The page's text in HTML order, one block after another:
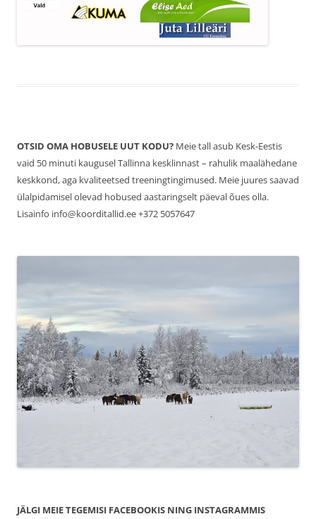
OTSID OMA HOBUSELE UUT KODU? Meie tall asub Kesk-Eestis
vaid 50 minuti kaugusel Tallinna kesklinnast – rahulik maalähedane
keskkond, aga kvaliteetsed treeningtingimused. Meie juures saavad
ülalpidamisel olevad hobused aastaringselt päeval õues olla.
Lisainfo info@koorditallid.ee +372 5057647
JÄLGI MEIE TEGEMISI FACEBOOKIS NING INSTAGRAMMIS